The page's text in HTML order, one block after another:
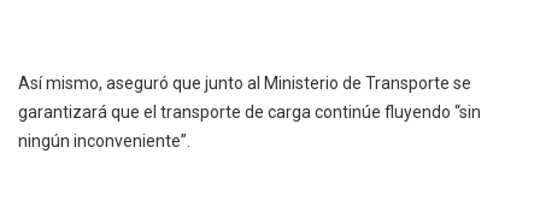
Así mismo, aseguró que junto al Ministerio de Transporte se
garantizará que el transporte de carga continúe fluyendo “sin
ningún inconveniente”.